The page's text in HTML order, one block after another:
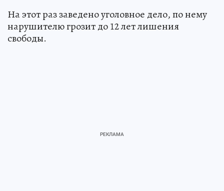
На этот раз заведено уголовное дело, по нему
нарушителю грозит до 12 лет лишения
свободы.